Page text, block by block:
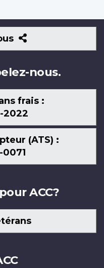
Suivez-
nous
nous.
frais :
2022
(ATS) :
0071
ACC?